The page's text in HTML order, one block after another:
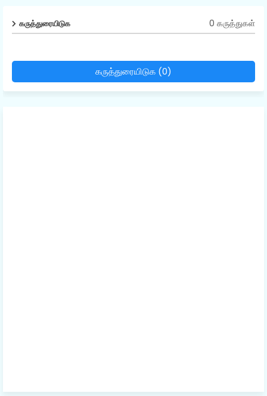
கருத்துரையிடுக 0 கருத்துகள்
கருத்துரையிடுக (0)